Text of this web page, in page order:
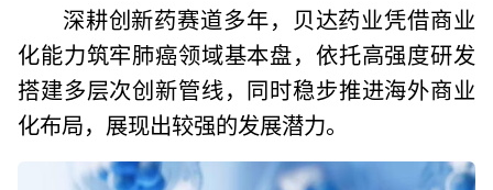
深耕创新药赛道多年，贝达药业凭借商业
化能力筑牢肺癌领域基本盘，依托高强度研发
搭建多层次创新管线，同时稳步推进海外商业
化布局，展现出较强的发展潜力。